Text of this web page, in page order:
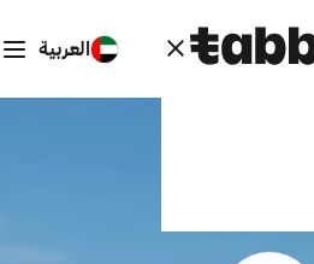
العربية